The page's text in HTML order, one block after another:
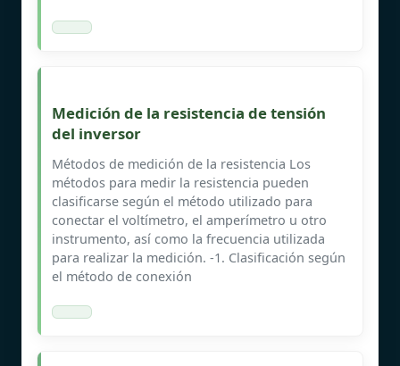
Medición de la resistencia de tensión
del inversor
Métodos de medición de la resistencia Los
métodos para medir la resistencia pueden
clasificarse según el método utilizado para
conectar el voltímetro, el amperímetro u otro
instrumento, así como la frecuencia utilizada
para realizar la medición. -1. Clasificación según
el método de conexión